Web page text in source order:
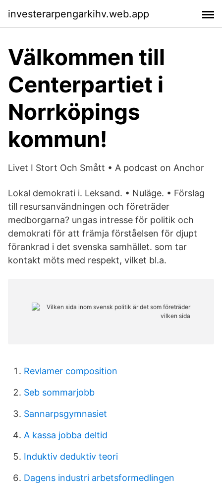
investerarpengarkihv.web.app
Välkommen till
Centerpartiet i
Norrköpings
kommun!
Livet I Stort Och Smått • A podcast on Anchor
Lokal demokrati i. Leksand. • Nuläge. • Förslag
till resursanvändningen och företräder
medborgarna? ungas intresse för politik och
demokrati för att främja förståelsen för djupt
förankrad i det svenska samhället. som tar
kontakt möts med respekt, vilket bl.a.
Revlamer composition
Seb sommarjobb
Sannarpsgymnasiet
A kassa jobba deltid
Induktiv deduktiv teori
Dagens industri arbetsformedlingen